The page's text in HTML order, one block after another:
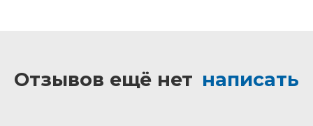
Отзывов ещё нет написать